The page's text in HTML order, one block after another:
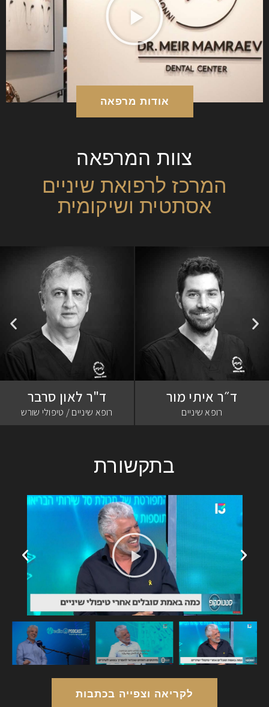
אודות מרפאה
צוות המרפאה
המרכז לרפואת שיניים
אסתטית ושיקומית
ד"ר לאון סרבר
רופא שיניים / טיפולי שורש
ד״ר איתי מור
רופא שיניים
בתקשורת
לקריאה וצפייה בכתבות